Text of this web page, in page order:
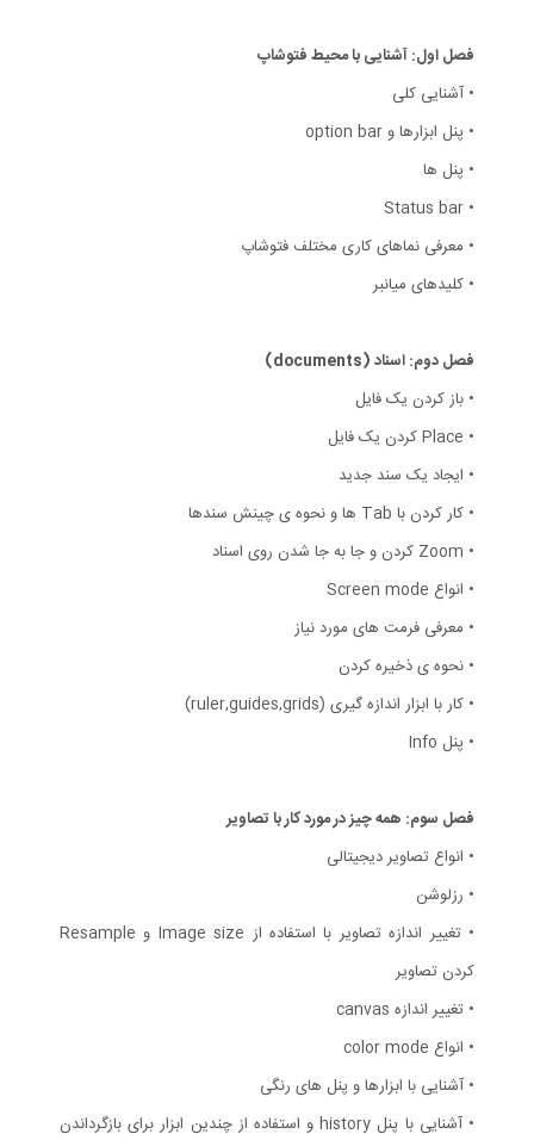
فصل اول: آشنایی با محیط فتوشاپ
• آشنایی کلی
• پنل ابزارها و option bar
• پنل ها
• Status bar
• معرفی نماهای کاری مختلف فتوشاپ
• کلیدهای میانبر
فصل دوم: اسناد (documents)
• باز کردن یک فایل
• Place کردن یک فایل
• ایجاد یک سند جدید
• کار کردن با Tab ها و نحوه ی چینش سندها
• Zoom کردن و جا به جا شدن روی اسناد
• انواع Screen mode
• معرفی فرمت های مورد نیاز
• نحوه ی ذخیره کردن
• کار با ابزار اندازه گیری (ruler,guides,grids)
• پنل Info
فصل سوم: همه چیز در مورد کار با تصاویر
• انواع تصاویر دیجیتالی
• رزلوشن
• تغییر اندازه تصاویر با استفاده از Image size و Resample
کردن تصاویر
• تغییر اندازه canvas
• انواع color mode
• آشنایی با ابزارها و پنل های رنگی
• آشنایی با پنل history و استفاده از چندین ابزار برای بازگرداندن